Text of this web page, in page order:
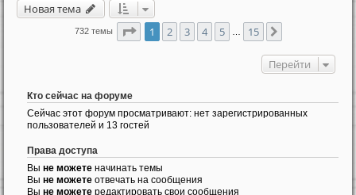
Новая тема
732 темы Страница1 из
1 2 3 4 5 15
Перейти
Кто сейчас на форуме
Сейчас этот форум просматривают: нет зарегистрированных
пользователей и 13 гостей
Права доступа
Вы не можете начинать темы
Вы не можете отвечать на сообщения
Вы не можете редактировать свои сообщения